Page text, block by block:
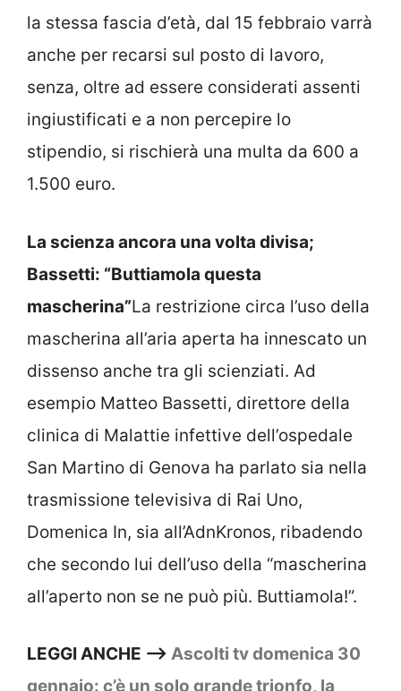
la stessa fascia d’età, dal 15 febbraio varrà
anche per recarsi sul posto di lavoro,
senza, oltre ad essere considerati assenti
ingiustificati e a non percepire lo
stipendio, si rischierà una multa da 600 a
1.500 euro.
La scienza ancora una volta divisa;
Bassetti: “Buttiamola questa
mascherina”La restrizione circa l’uso della
mascherina all’aria aperta ha innescato un
dissenso anche tra gli scienziati. Ad
esempio Matteo Bassetti, direttore della
clinica di Malattie infettive dell’ospedale
San Martino di Genova ha parlato sia nella
trasmissione televisiva di Rai Uno,
Domenica In, sia all’AdnKronos, ribadendo
che secondo lui dell’uso della “mascherina
all’aperto non se ne può più. Buttiamola!”.
LEGGI ANCHE –> Ascolti tv domenica 30
gennaio: c’è un solo grande trionfo, la